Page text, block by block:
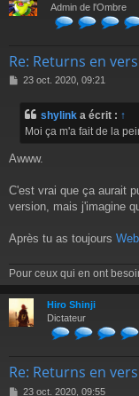
Admin de l'Ombre
Re: Returns en
M
e
23 oct. 2020, 09:21
shylink a écrit : ↑
Moi ça m'a fait de la
Awww.
C'est vrai que ça aurait
version, mais j'imagine
Après tu as toujours
Pour ceux qui en ont
Hiro Shinji
Dictateur
Re: Returns en
M
23 oct. 2020, 09:55